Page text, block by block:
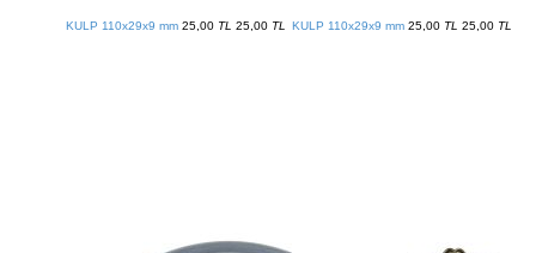
KULP 110x29x9 mm 25,00 TL 25,00 TL KULP 110x29x9 mm 25,00 TL 25,00 TL